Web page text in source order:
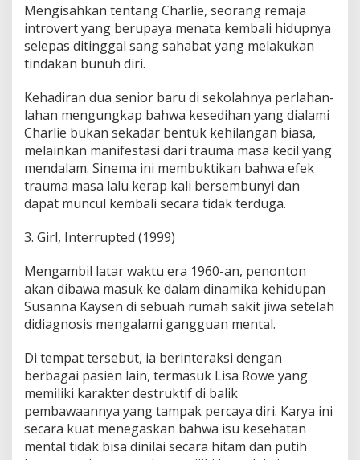
Mengisahkan tentang Charlie, seorang remaja
introvert yang berupaya menata kembali hidupnya
selepas ditinggal sang sahabat yang melakukan
tindakan bunuh diri.
Kehadiran dua senior baru di sekolahnya perlahan-
lahan mengungkap bahwa kesedihan yang dialami
Charlie bukan sekadar bentuk kehilangan biasa,
melainkan manifestasi dari trauma masa kecil yang
mendalam. Sinema ini membuktikan bahwa efek
trauma masa lalu kerap kali bersembunyi dan
dapat muncul kembali secara tidak terduga.
3. Girl, Interrupted (1999)
Mengambil latar waktu era 1960-an, penonton
akan dibawa masuk ke dalam dinamika kehidupan
Susanna Kaysen di sebuah rumah sakit jiwa setelah
didiagnosis mengalami gangguan mental.
Di tempat tersebut, ia berinteraksi dengan
berbagai pasien lain, termasuk Lisa Rowe yang
memiliki karakter destruktif di balik
pembawaannya yang tampak percaya diri. Karya ini
secara kuat menegaskan bahwa isu kesehatan
mental tidak bisa dinilai secara hitam dan putih